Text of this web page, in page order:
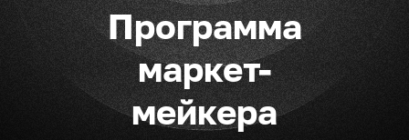
Программа
маркет-
мейкера